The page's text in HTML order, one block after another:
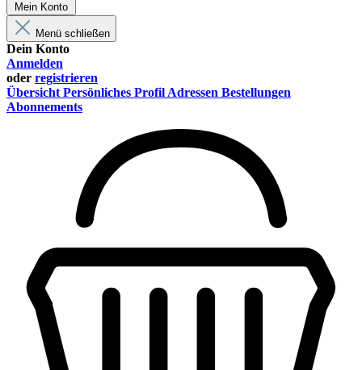
Mein Konto
Menü schließen
Dein Konto
Anmelden
oder registrieren
Übersicht Persönliches Profil Adressen Bestellungen
Abonnements